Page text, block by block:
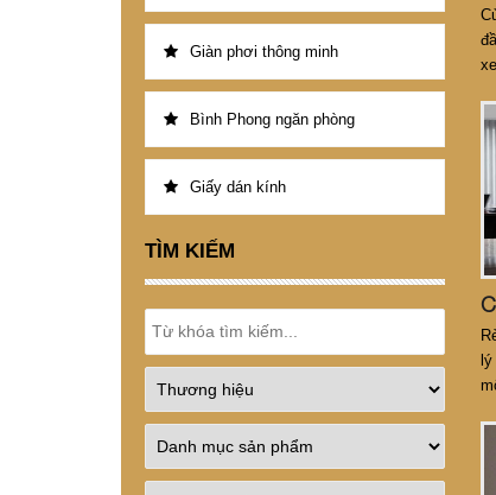
Giàn phơi thông minh
Bình Phong ngăn phòng
Giấy dán kính
TÌM KIẾM